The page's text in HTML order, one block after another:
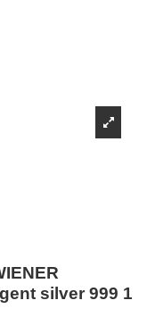
silver 999 1